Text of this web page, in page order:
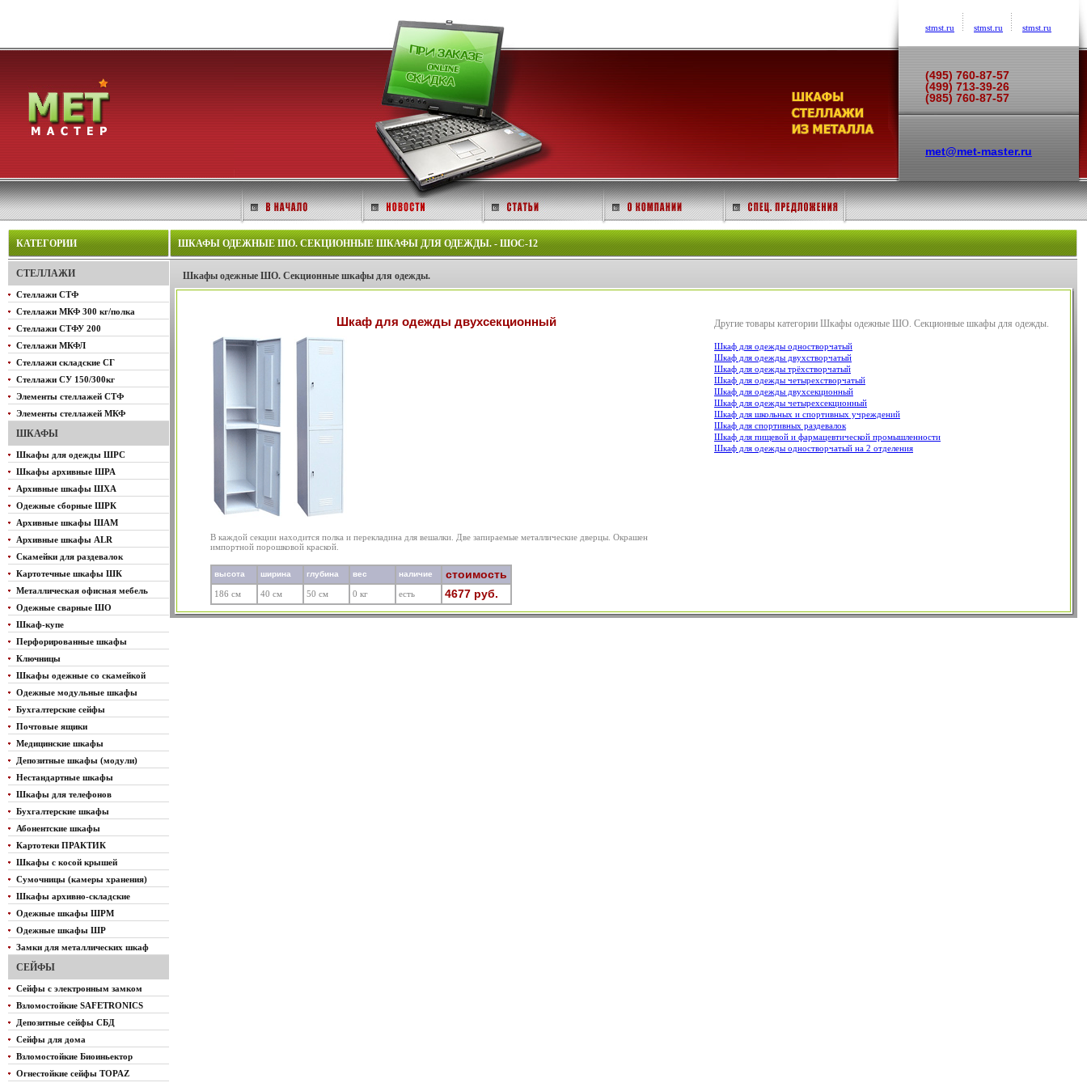
stmst.ru stmst.ru stmst.ru
(495) 760-87-57
(499) 713-39-26
(985) 760-87-57
met@met-master.ru
КАТЕГОРИИ
СТЕЛЛАЖИ
Стеллажи СТФ
Стеллажи МКФ 300 кг/полка
Стеллажи СТФУ 200
Стеллажи МКФЛ
Стеллажи складские СГ
Стеллажи СУ 150/300кг
Элементы стеллажей СТФ
Элементы стеллажей МКФ
ШКАФЫ
Шкафы для одежды ШРС
Шкафы архивные ШРА
Архивные шкафы ШХА
Одежные сборные ШРК
Архивные шкафы ШАМ
Архивные шкафы ALR
Скамейки для раздевалок
Картотечные шкафы ШК
Металлическая офисная мебель
Одежные сварные ШО
Шкаф-купе
Перфорированные шкафы
Ключницы
Шкафы одежные со скамейкой
Одежные модульные шкафы
Бухгалтерские сейфы
Почтовые ящики
Медицинские шкафы
Депозитные шкафы (модули)
Нестандартные шкафы
Шкафы для телефонов
Бухгалтерские шкафы
Абонентские шкафы
Картотеки ПРАКТИК
Шкафы с косой крышей
Сумочницы (камеры хранения)
Шкафы архивно-складские
Одежные шкафы ШРМ
Одежные шкафы ШР
Замки для металлических шкаф
СЕЙФЫ
Сейфы с электронным замком
Взломостойкие SAFETRONICS
Депозитные сейфы СБД
Сейфы для дома
Взломостойкие Биоиньектор
Огнестойкие сейфы TOPAZ
ШКАФЫ ОДЕЖНЫЕ ШО. СЕКЦИОННЫЕ ШКАФЫ ДЛЯ ОДЕЖДЫ. - ШОС-12
Шкафы одежные ШО. Секционные шкафы для одежды.
Шкаф для одежды двухсекционный
В каждой секции находится полка и перекладина для вешалки. Две запираемые металлические дверцы. Окрашен
импортной порошковой краской.
высота ширина глубина вес наличие стоимость
186 см 40 см 50 см 0 кг есть 4677 руб.
Другие товары категории Шкафы одежные ШО. Секционные шкафы для одежды.
Шкаф для одежды одностворчатый
Шкаф для одежды двухстворчатый
Шкаф для одежды трёхстворчатый
Шкаф для одежды четырехстворчатый
Шкаф для одежды двухсекционный
Шкаф для одежды четырехсекционный
Шкаф для школьных и спортивных учреждений
Шкаф для спортивных раздевалок
Шкаф для пищевой и фармацевтической промышленности
Шкаф для одежды одностворчатый на 2 отделения